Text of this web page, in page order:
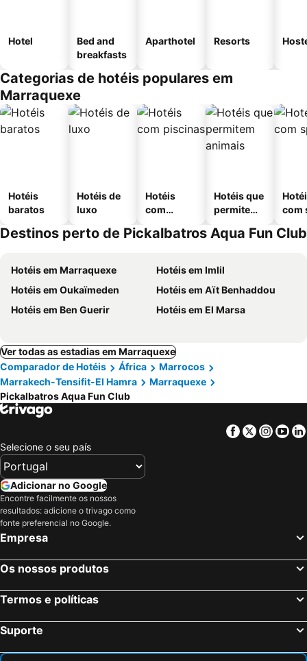
Hotel
Bed and
breakfasts
Aparthotel Resorts
Categorias de hotéis populares em
Marraquexe
Hotéis
baratos
Hotéis de
luxo
Hotéis
com
Hotéis que
permitem
com
Destinos perto de Pickalbatros Aqua Fun Club
Hotéis em Marraquexe
Hotéis em Imlil
Hotéis em Oukaïmeden
Hotéis em Aït Benhaddou
Hotéis em Ben Guerir
Hotéis em El Marsa
Ver todas as estadias em Marraquexe
Comparador de Hotéis
África
Marrocos
Marrakech-Tensifit-El Hamra
Marraquexe
Pickalbatros Aqua Fun Club
Facebook
Twitter
Selecione o seu país
Adicionar no Google
Encontre facilmente os nossos
resultados: adicione o trivago como
fonte preferencial no Google.
Empresa
Os nossos produtos
Termos e políticas
Suporte